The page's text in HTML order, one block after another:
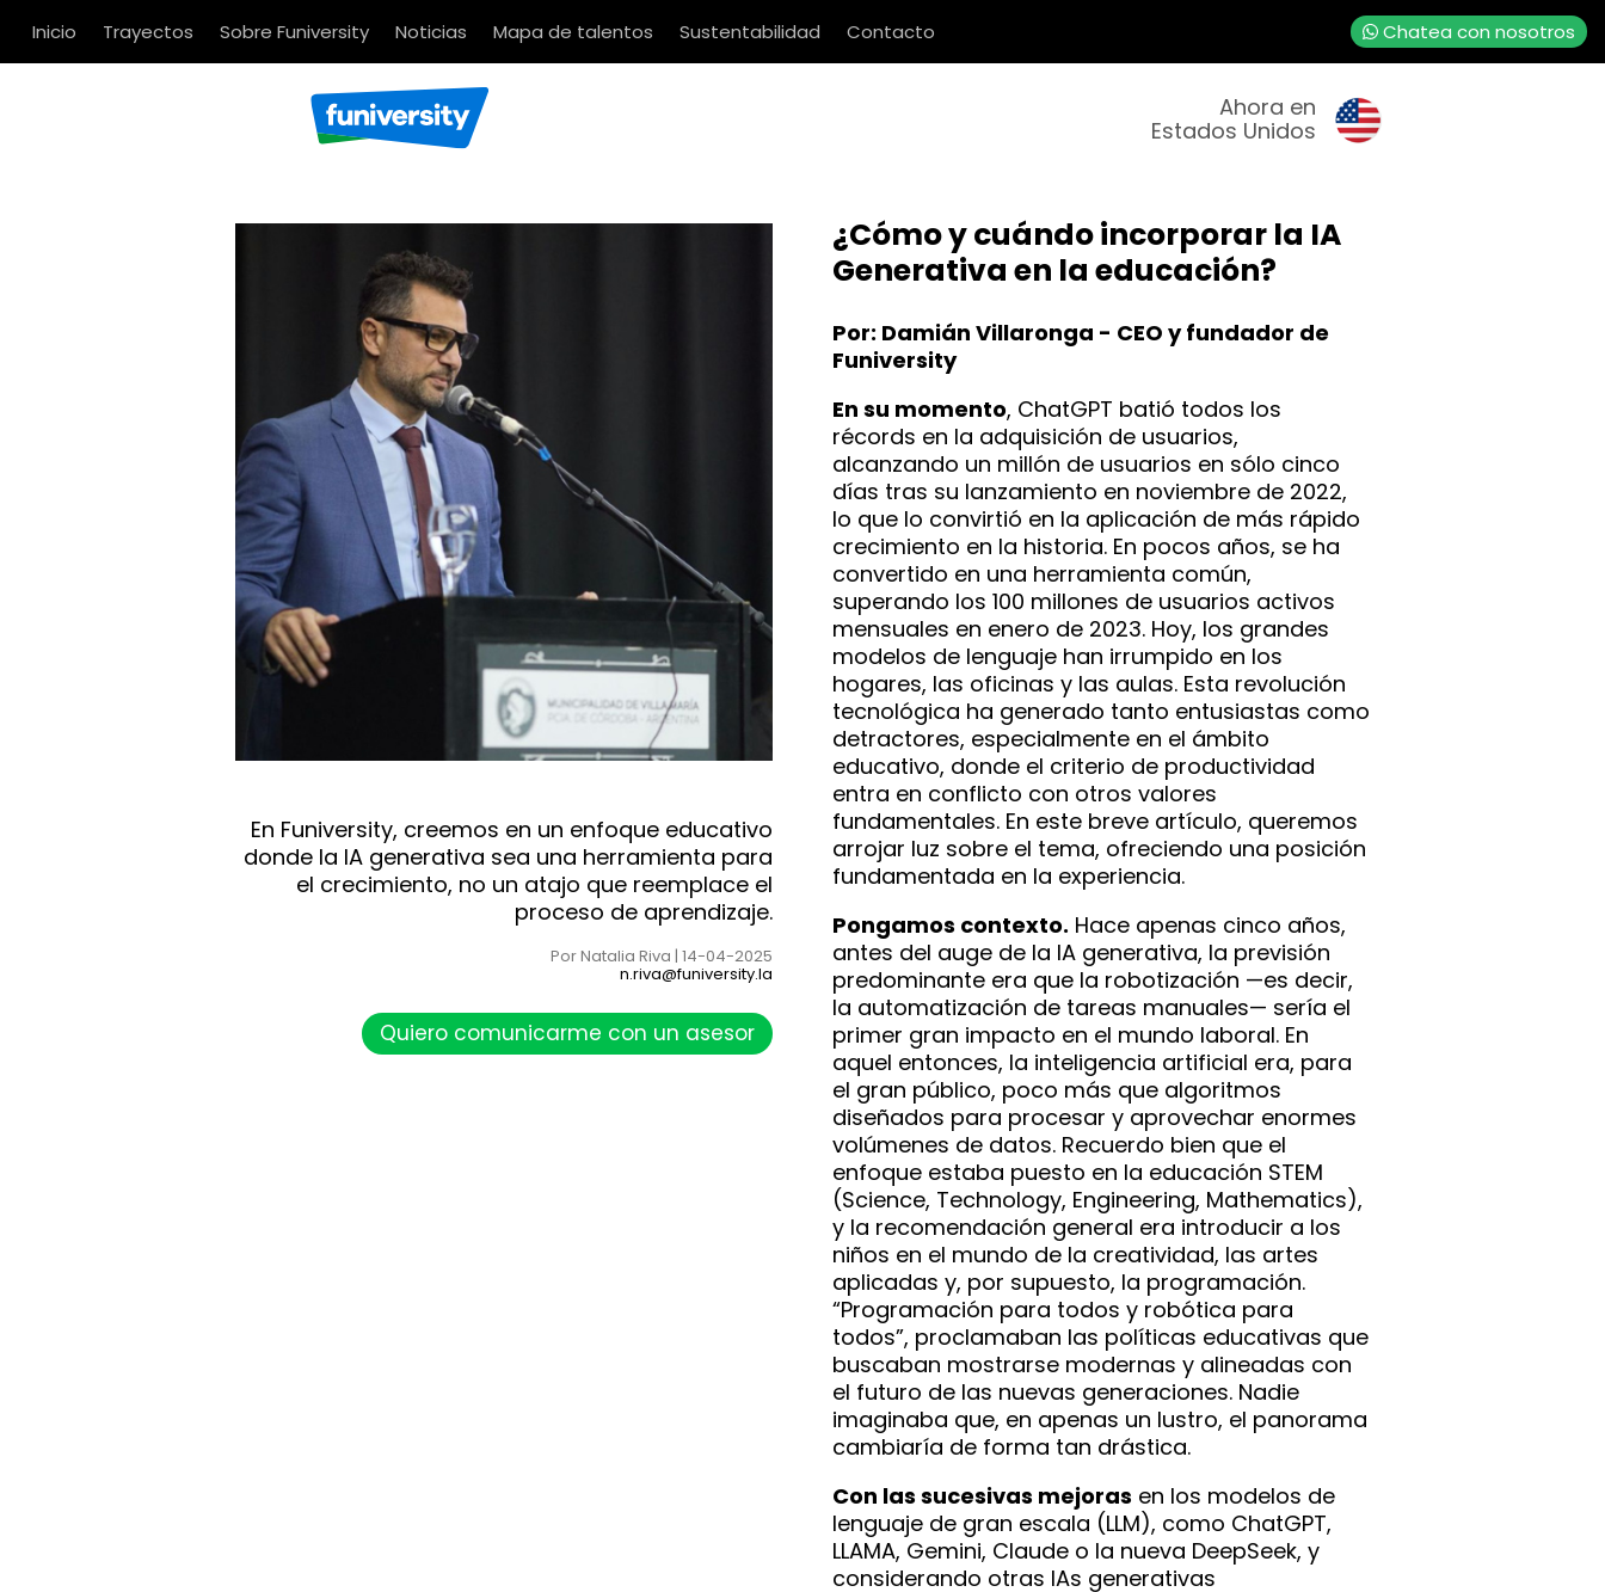
Inicio Trayectos Sobre Funiversity Noticias Mapa de talentos Sustentabilidad Contacto Chatea con nosotros
Ahora en
Estados Unidos
En Funiversity, creemos en un enfoque educativo
donde la IA generativa sea una herramienta para
el crecimiento, no un atajo que reemplace el
proceso de aprendizaje.
Por Natalia Riva | 14-04-2025
n.riva@funiversity.la
Quiero comunicarme con un asesor
¿Cómo y cuándo incorporar la IA
Generativa en la educación?
Por: Damián Villaronga - CEO y fundador de
Funiversity
En su momento, ChatGPT batió todos los
récords en la adquisición de usuarios,
alcanzando un millón de usuarios en sólo cinco
días tras su lanzamiento en noviembre de 2022,
lo que lo convirtió en la aplicación de más rápido
crecimiento en la historia. En pocos años, se ha
convertido en una herramienta común,
superando los 100 millones de usuarios activos
mensuales en enero de 2023. Hoy, los grandes
modelos de lenguaje han irrumpido en los
hogares, las oficinas y las aulas. Esta revolución
tecnológica ha generado tanto entusiastas como
detractores, especialmente en el ámbito
educativo, donde el criterio de productividad
entra en conflicto con otros valores
fundamentales. En este breve artículo, queremos
arrojar luz sobre el tema, ofreciendo una posición
fundamentada en la experiencia.
Pongamos contexto. Hace apenas cinco años,
antes del auge de la IA generativa, la previsión
predominante era que la robotización —es decir,
la automatización de tareas manuales— sería el
primer gran impacto en el mundo laboral. En
aquel entonces, la inteligencia artificial era, para
el gran público, poco más que algoritmos
diseñados para procesar y aprovechar enormes
volúmenes de datos. Recuerdo bien que el
enfoque estaba puesto en la educación STEM
(Science, Technology, Engineering, Mathematics),
y la recomendación general era introducir a los
niños en el mundo de la creatividad, las artes
aplicadas y, por supuesto, la programación.
“Programación para todos y robótica para
todos”, proclamaban las políticas educativas que
buscaban mostrarse modernas y alineadas con
el futuro de las nuevas generaciones. Nadie
imaginaba que, en apenas un lustro, el panorama
cambiaría de forma tan drástica.
Con las sucesivas mejoras en los modelos de
lenguaje de gran escala (LLM), como ChatGPT,
LLAMA, Gemini, Claude o la nueva DeepSeek, y
considerando otras IAs generativas